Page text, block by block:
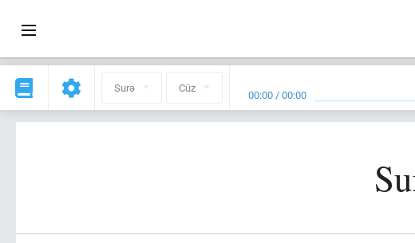
Surə Cüz 00:00 /00:00